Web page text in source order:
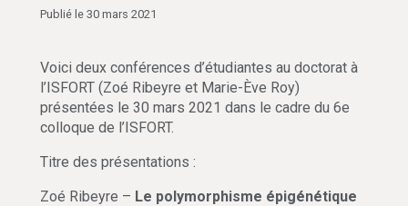
Publié le 30 mars 2021
Voici deux conférences d’étudiantes au doctorat à
l’ISFORT (Zoé Ribeyre et Marie-Ève Roy)
présentées le 30 mars 2021 dans le cadre du 6e
colloque de l’ISFORT.
Titre des présentations :
Zoé Ribeyre – Le polymorphisme épigénétique